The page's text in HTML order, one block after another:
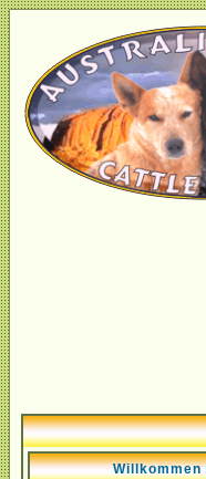
Willkommen